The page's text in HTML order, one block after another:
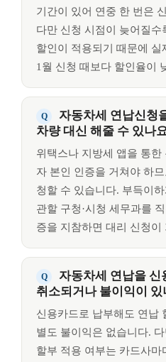
기간이 있어 연중 한 번은
다만 신청 시점이 늦어질
할인이 적용되기 때문에
1월 신청 때보다 할인율이
자동차세 연납신청
차량 대신 해줄 수 있나
위택스나 지방세 앱을 통
자 본인 인증을 거쳐야 하
청할 수 있습니다. 부득이
관할 구청·시청 세무과를
증을 지참하면 대리 신청이
자동차세 연납을 신
취소되거나 불이익이 있
신용카드로 납부해도 연납
별도 불이익은 없습니다.
할부 적용 여부는 카드사마